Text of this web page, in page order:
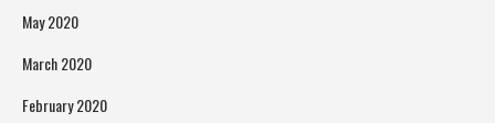
May 2020
March 2020
February 2020